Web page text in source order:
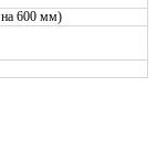
на 600 мм)